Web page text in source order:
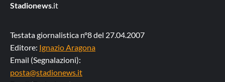
Stadionews.it
Testata giornalistica n°8 del 27.04.2007
Editore: Ignazio Aragona
Email (Segnalazioni):
posta@stadionews.it